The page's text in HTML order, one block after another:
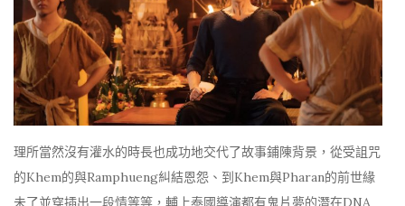
理所當然沒有灌水的時長也成功地交代了故事鋪陳背景，從受詛咒
的Khem的與Ramphueng糾結恩怨、到Khem與Pharan的前世緣
未了並穿插出一段情等等，輔上泰國導演都有鬼片夢的潛在DNA